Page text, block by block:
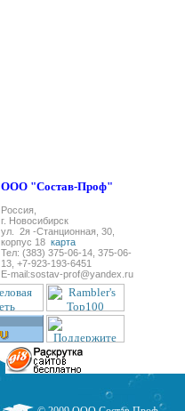
ООО "Состав-Проф"
Россия,
г. Новосибирск
ул. 2я -Станционная, 30,
корпус 18 карта
Тел: (383) 375-06-14, 375-06-
13, +7-923-193-6451
E-mail:sostav-prof@yandex.ru